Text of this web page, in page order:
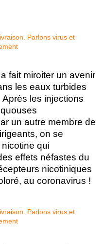
fait miroiter un avenir
les eaux turbides
les injections
un autre membre de
on se
qui
effets néfastes du
nicotiniques
au coronavirus !